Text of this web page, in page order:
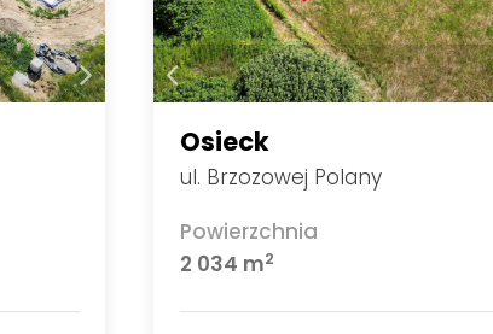
Osieck
ul. Brzozowej Polany
Powierzchnia
2 034 m2